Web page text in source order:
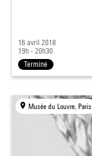
16 avril 2018
19h - 20h30
Terminé
Musée du Louvre, Paris